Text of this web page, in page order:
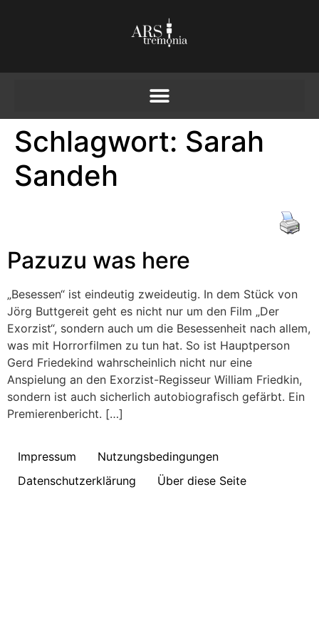
Schlagwort: Sarah
Sandeh
Pazuzu was here
„Besessen“ ist eindeutig zweideutig. In dem Stück von
Jörg Buttgereit geht es nicht nur um den Film „Der
Exorzist“, sondern auch um die Besessenheit nach allem,
was mit Horrorfilmen zu tun hat. So ist Hauptperson
Gerd Friedekind wahrscheinlich nicht nur eine
Anspielung an den Exorzist-Regisseur William Friedkin,
sondern ist auch sicherlich autobiografisch gefärbt. Ein
Premierenbericht. […]
Impressum
Nutzungsbedingungen
Datenschutzerklärung
Über diese Seite